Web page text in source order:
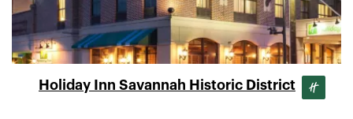
Holiday Inn Savannah Historic District